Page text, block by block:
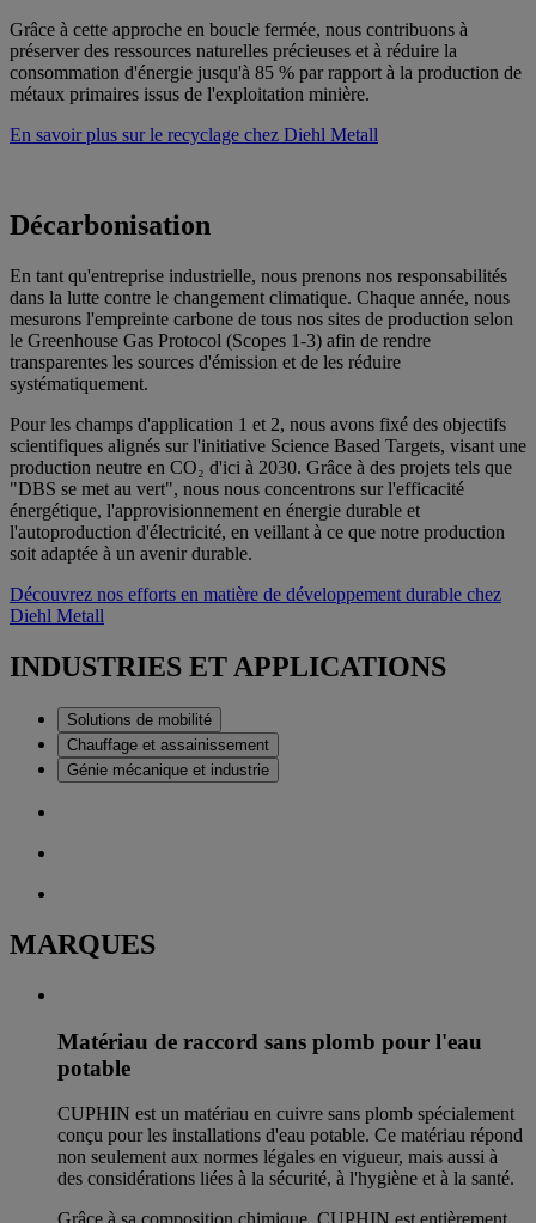
Grâce à cette approche en boucle fermée, nous contribuons à
préserver des ressources naturelles précieuses et à réduire la
consommation d'énergie jusqu'à 85 % par rapport à la production de
métaux primaires issus de l'exploitation minière.
En savoir plus sur le recyclage chez Diehl Metall
Décarbonisation
En tant qu'entreprise industrielle, nous prenons nos responsabilités
dans la lutte contre le changement climatique. Chaque année, nous
mesurons l'empreinte carbone de tous nos sites de production selon
le Greenhouse Gas Protocol (Scopes 1-3) afin de rendre
transparentes les sources d'émission et de les réduire
systématiquement.
Pour les champs d'application 1 et 2, nous avons fixé des objectifs
scientifiques alignés sur l'initiative Science Based Targets, visant une
production neutre en CO₂ d'ici à 2030. Grâce à des projets tels que
"DBS se met au vert", nous nous concentrons sur l'efficacité
énergétique, l'approvisionnement en énergie durable et
l'autoproduction d'électricité, en veillant à ce que notre production
soit adaptée à un avenir durable.
Découvrez nos efforts en matière de développement durable chez
Diehl Metall
INDUSTRIES ET APPLICATIONS
Solutions de mobilité
Chauffage et assainissement
Génie mécanique et industrie
MARQUES
Matériau de raccord sans plomb pour l'eau
potable
CUPHIN est un matériau en cuivre sans plomb spécialement
conçu pour les installations d'eau potable. Ce matériau répond
non seulement aux normes légales en vigueur, mais aussi à
des considérations liées à la sécurité, à l'hygiène et à la santé.